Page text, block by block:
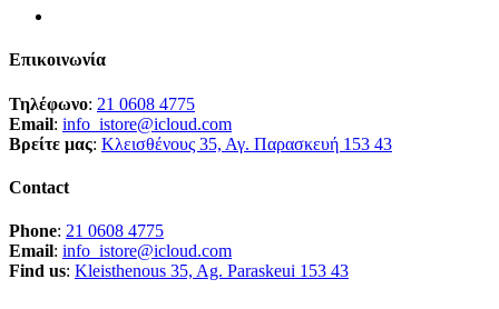
Επικοινωνία
Τηλέφωνο: 21 0608 4775
Email: info_istore@icloud.com
Βρείτε μας: Κλεισθένους 35, Αγ. Παρασκευή 153 43
Contact
Phone: 21 0608 4775
Email: info_istore@icloud.com
Find us: Kleisthenous 35, Ag. Paraskeui 153 43